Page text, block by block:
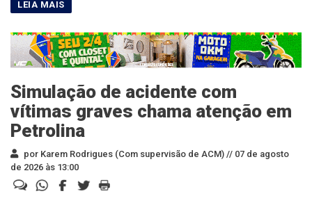
Simulação de acidente com
vítimas graves chama atenção em
Petrolina
por Karem Rodrigues (Com supervisão de ACM) // 07 de agosto
de 2026 às 13:00